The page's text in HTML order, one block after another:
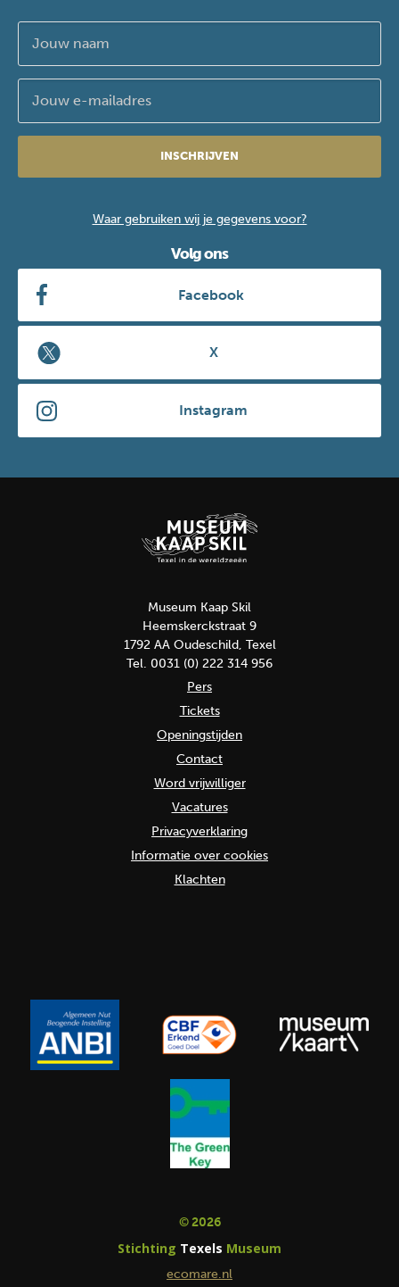
INSCHRIJVEN
Waar gebruiken wij je gegevens voor?
Volg ons
Facebook
X
Instagram
Museum Kaap Skil
Heemskerckstraat 9
1792 AA Oudeschild, Texel
Tel. 0031 (0) 222 314 956
Pers
Tickets
Openingstijden
Contact
Word vrijwilliger
Vacatures
Privacyverklaring
Informatie over cookies
Klachten
© 2026
Stichting Texels Museum
ecomare.nl